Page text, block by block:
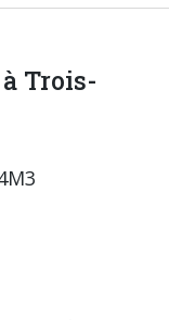
Trois-